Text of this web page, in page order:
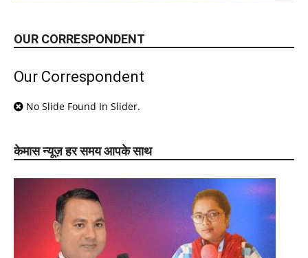
OUR CORRESPONDENT
Our Correspondent
No Slide Found In Slider.
केमास न्यूज़ हर समय आपके साथ